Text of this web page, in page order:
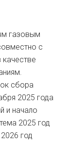
газовым
с
качестве
сбора
2025 года
и начало
2025 год
год